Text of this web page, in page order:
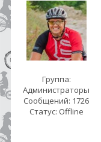
Группа:
Администраторы
Сообщений: 1726
Статус: Offline